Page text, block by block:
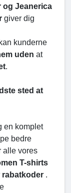
og Jeanerica
giver dig
kunderne
uden at
.
sted at
en komplet
bedre
alle vores
T-shirts
rabatkoder .